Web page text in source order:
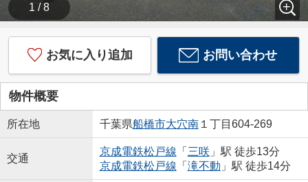
1 / 8
お気に入り追加 お問い合わせ
物件概要
所在地 千葉県船橋市大穴南１丁目604-269
交通
京成電鉄松戸線 「 三咲」駅 徒歩13分
京成電鉄松戸線 「 滝不動 」駅 徒歩14分